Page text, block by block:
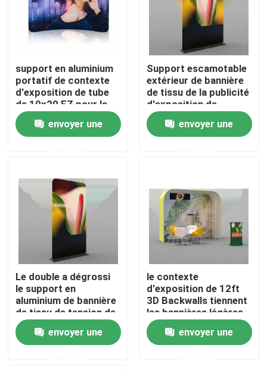
Aperçu
Produits
A propos de nous
Visite d'usine
Contrôle de la qualité
Contact
support en aluminium
portatif de contexte
d'exposition de tube
de 10x20 EZ pour la
cabine d'exposition
envoyer une
Support escamotable
extérieur de bannière
de tissu de la publicité
d'exposition de
support télescopique
de contexteenvoyer une
Le double a dégrossi
le support en
aluminium de bannière
de tissu de tension de
support de contexte
d'expositionenvoyer une
le contexte
d'exposition de 12ft
3D Backwalls tiennent
les bannières légères
10x20 d'affichage
envoyer une